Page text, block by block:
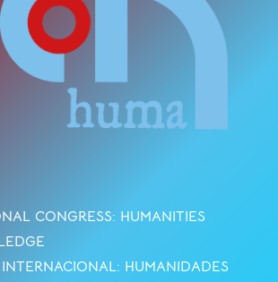
CONGRESS: HUMANITIES
HUMANIDADES